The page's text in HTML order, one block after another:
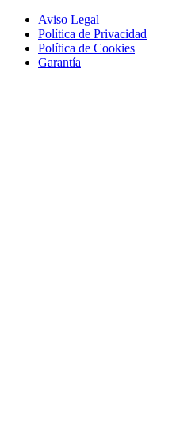
Aviso Legal
Política de Privacidad
Política de Cookies
Garantía